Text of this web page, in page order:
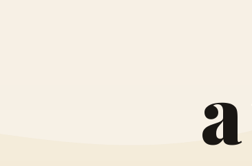
a